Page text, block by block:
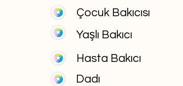
Çocuk Bakıcısı
Yaşlı Bakıcı
Hasta Bakıcı
Dadı